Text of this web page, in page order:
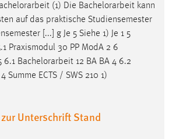
(1) Die Bachelorarbeit kann
auf das praktische Studiensemester
[...] g Je 5 Siehe 1) Je 1 5
Praxismodul 30 PP ModA 2 6
6.1 Bachelorarbeit 12 BA BA 4 6.2
Summe ECTS / SWS 210 1)
zur Unterschrift Stand
sie Besucher über Websites
Limited